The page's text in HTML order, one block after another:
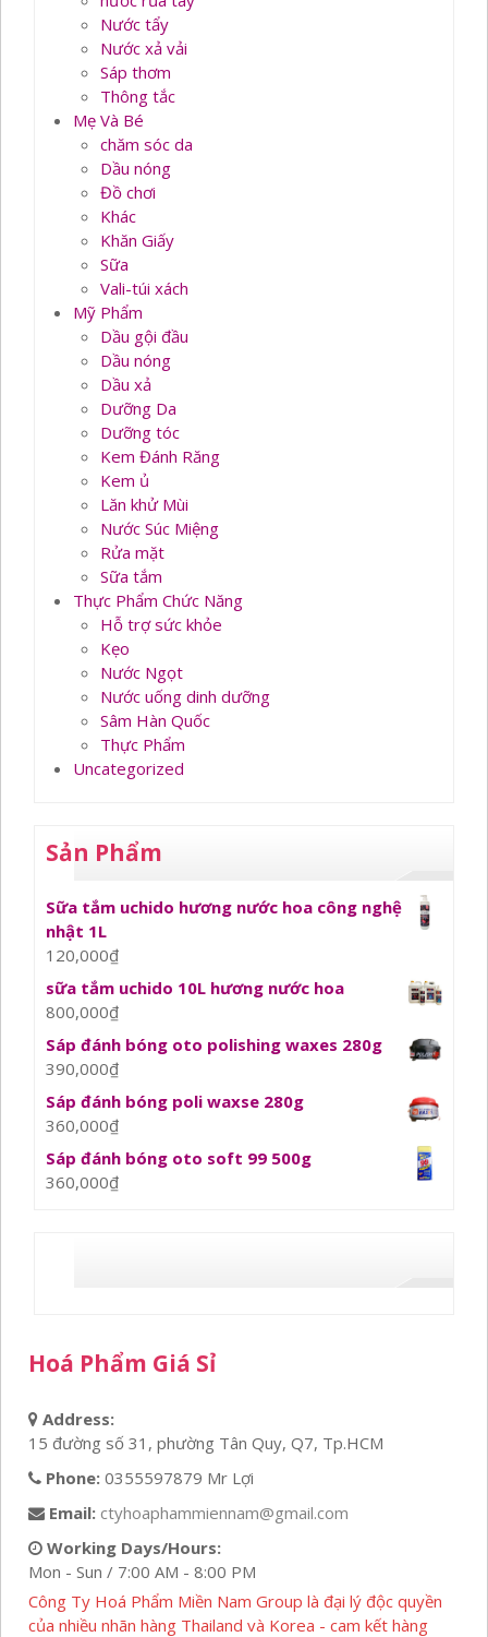
Nước tẩy
Nước xả vải
Sáp thơm
Thông tắc
Mẹ Và Bé
chăm sóc da
Dầu nóng
Đồ chơi
Khác
Khăn Giấy
Sữa
Vali-túi xách
Mỹ Phẩm
Dầu gội đầu
Dầu nóng
Dầu xả
Dưỡng Da
Dưỡng tóc
Kem Đánh Răng
Kem ủ
Lăn khử Mùi
Nước Súc Miệng
Rửa mặt
Sữa tắm
Thực Phẩm Chức Năng
Hỗ trợ sức khỏe
Kẹo
Nước Ngọt
Nước uống dinh dưỡng
Sâm Hàn Quốc
Thực Phẩm
Uncategorized
Sản Phẩm
Sữa tắm uchido hương nước hoa công nghệ
nhật 1L
120,000₫
sữa tắm uchido 10L hương nước hoa
800,000₫
Sáp đánh bóng oto polishing waxes 280g
390,000₫
Sáp đánh bóng poli waxse 280g
360,000₫
Sáp đánh bóng oto soft 99 500g
360,000₫
Hoá Phẩm Giá Sỉ
Address:
15 đường số 31, phường Tân Quy, Q7, Tp.HCM
Phone: 0355597879 Mr Lợi
Email: ctyhoaphammiennam@gmail.com
Working Days/Hours:
Mon - Sun / 7:00 AM - 8:00 PM
Công Ty Hoá Phẩm Miền Nam Group là đại lý độc quyền
của nhiều nhãn hàng Thailand và Korea - cam kết hàng